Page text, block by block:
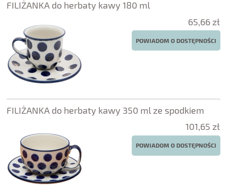
FILIŻANKA do herbaty kawy 180 ml
65,66 zł
POWIADOM O DOSTĘPNOŚCI
FILIŻANKA do herbaty kawy 350 ml ze spodkiem
101,65 zł
POWIADOM O DOSTĘPNOŚCI